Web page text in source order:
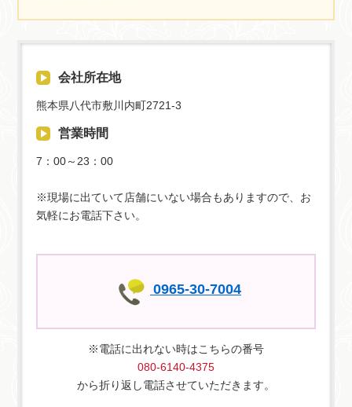
会社所在地
熊本県八代市敷川内町2721-3
営業時間
7：00～23：00
※現場に出ていて店舗にいない場合もありますので、お
気軽にお電話下さい。
0965-30-7004
※電話に出れない時はこちらの番号
080-6140-4375
から折り返し電話させていただきます。